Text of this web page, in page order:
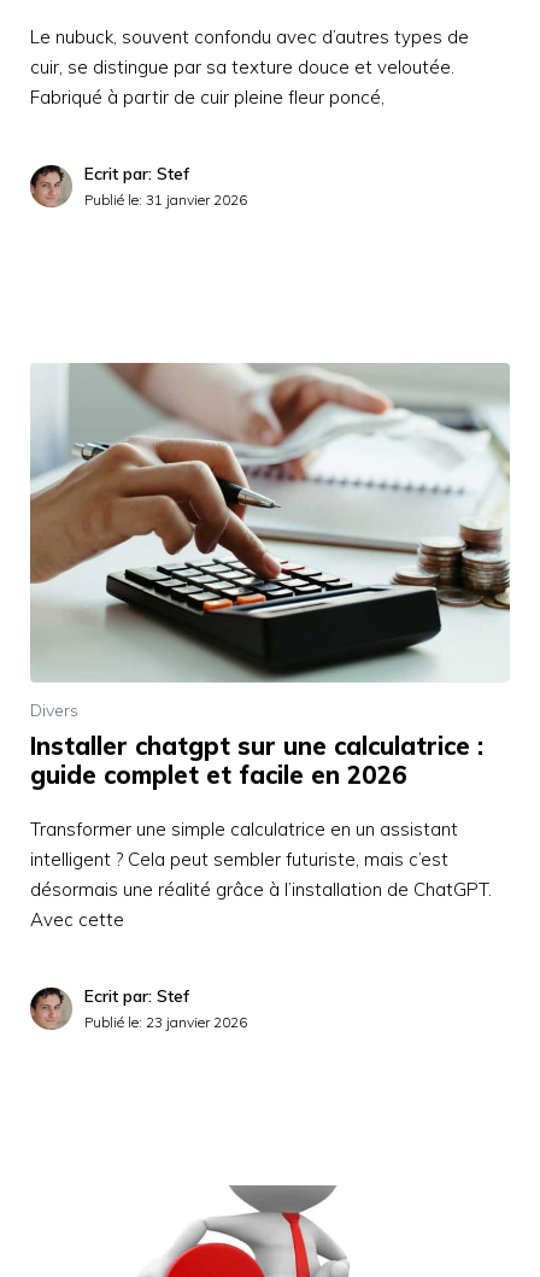
Le nubuck, souvent confondu avec d’autres types de
cuir, se distingue par sa texture douce et veloutée.
Fabriqué à partir de cuir pleine fleur poncé,
Ecrit par: Stef
Publié le: 31 janvier 2026
Divers
Installer chatgpt sur une calculatrice :
guide complet et facile en 2026
Transformer une simple calculatrice en un assistant
intelligent ? Cela peut sembler futuriste, mais c’est
désormais une réalité grâce à l’installation de ChatGPT.
Avec cette
Ecrit par: Stef
Publié le: 23 janvier 2026